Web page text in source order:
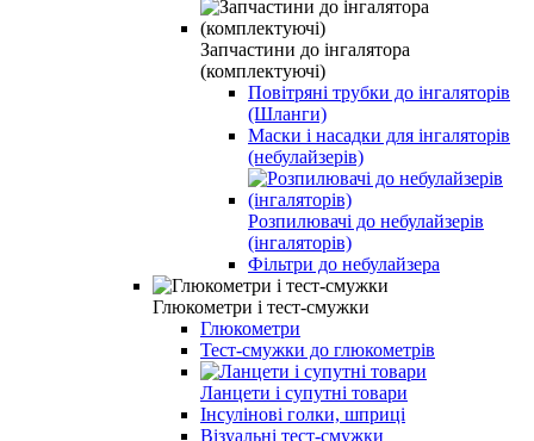
Запчастини до інгалятора
(комплектуючі)
Повітряні трубки до інгаляторів
(Шланги)
Маски і насадки для інгаляторів
(небулайзерів)
Розпилювачі до небулайзерів
(інгаляторів)
Фільтри до небулайзера
Глюкометри і тест-смужки
Глюкометри
Тест-смужки до глюкометрів
Ланцети і супутні товари
Інсулінові голки, шприці
Візуальні тест-смужки